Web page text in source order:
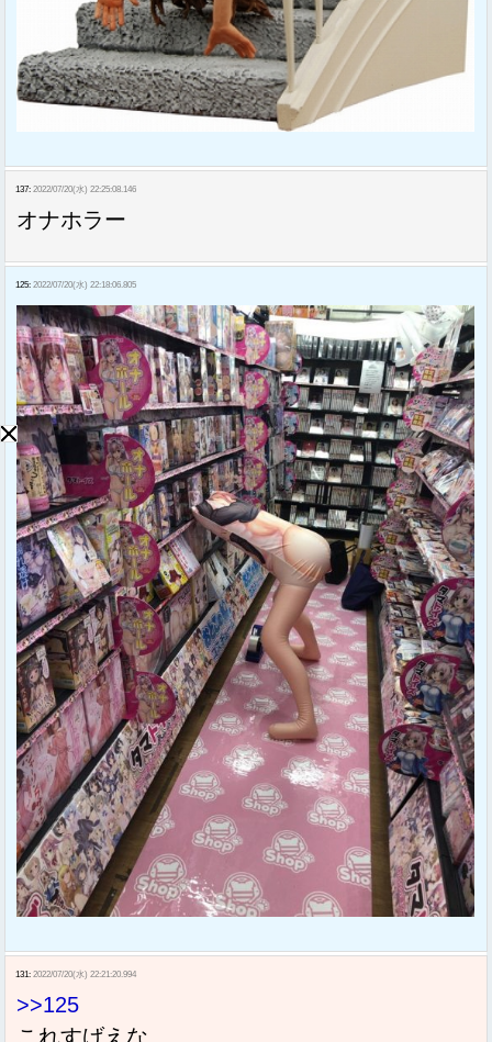
137: 2022/07/20(水) 22:25:08.146
オナホラー
125: 2022/07/20(水) 22:18:06.805
131: 2022/07/20(水) 22:21:20.994
>>125
これすげえな